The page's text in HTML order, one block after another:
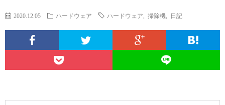
究
2020.12.05 ハードウェア ハードウェア 掃除機 日記